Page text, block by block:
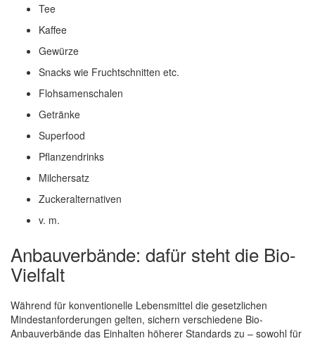
Tee
Kaffee
Gewürze
Snacks wie Fruchtschnitten etc.
Flohsamenschalen
Getränke
Superfood
Pflanzendrinks
Milchersatz
Zuckeralternativen
v. m.
Anbauverbände: dafür steht die Bio-
Vielfalt
Während für konventionelle Lebensmittel die gesetzlichen
Mindestanforderungen gelten, sichern verschiedene Bio-
Anbauverbände das Einhalten höherer Standards zu – sowohl für